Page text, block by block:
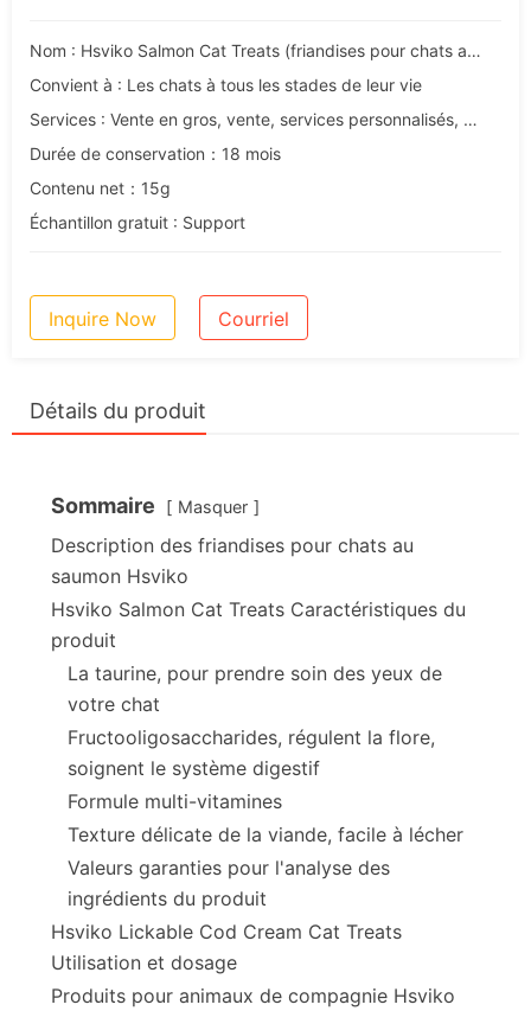
Nom : Hsviko Salmon Cat Treats (friandises pour chats au saumon)
Convient à : Les chats à tous les stades de leur vie
Services : Vente en gros, vente, services personnalisés, OEM et ODM
Durée de conservation：18 mois
Contenu net：15g
Échantillon gratuit : Support
Inquire Now Courriel
Détails du produit
Sommaire Masquer
Description des friandises pour chats au
saumon Hsviko
Hsviko Salmon Cat Treats Caractéristiques du
produit
La taurine, pour prendre soin des yeux de
votre chat
Fructooligosaccharides, régulent la flore,
soignent le système digestif
Formule multi-vitamines
Texture délicate de la viande, facile à lécher
Valeurs garanties pour l'analyse des
ingrédients du produit
Hsviko Lickable Cod Cream Cat Treats
Utilisation et dosage
Produits pour animaux de compagnie Hsviko